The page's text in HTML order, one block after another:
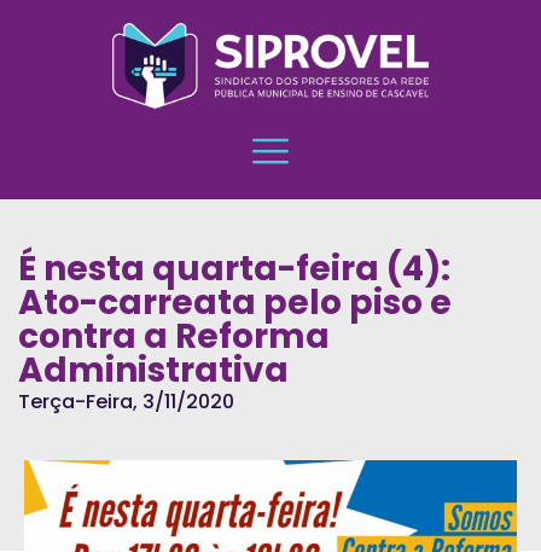
É nesta quarta-feira (4):
Ato-carreata pelo piso e
contra a Reforma
Administrativa
Terça-Feira, 3/11/2020